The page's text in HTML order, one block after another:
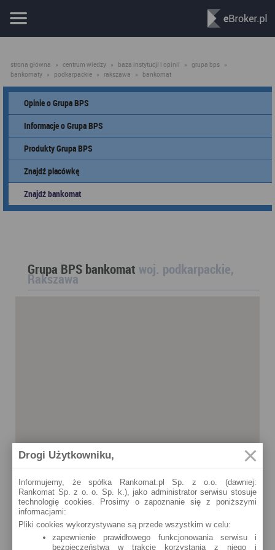
strona główna » centrum wiedzy » baza instytucji i opinii » grupa bps »
bankomaty » podkarpackie » rakszawa » bankomat
Opinie o Grupa BPS
Informacje o Grupa BPS
Produkty Grupa BPS
Znajdź placówkę
Znajdź bankomat
Grupa BPS bankomat woj. podkarpackie,
Rakszawa
Drogi Użytkowniku,
Informujemy, że spółka Rankomat.pl Sp. z o.o. (dawniej:
Rankomat Sp. z o. o. Sp. k.), jako administrator serwisu stosuje
technologię cookies. Prosimy o zapoznanie się z poniższymi
informacjami:
Pliki cookies wykorzystywane są przede wszystkim w celu:
zapewnienie prawidłowego funkcjonowania serwisu i
bezpieczeństwa w trakcie korzystania z niego i